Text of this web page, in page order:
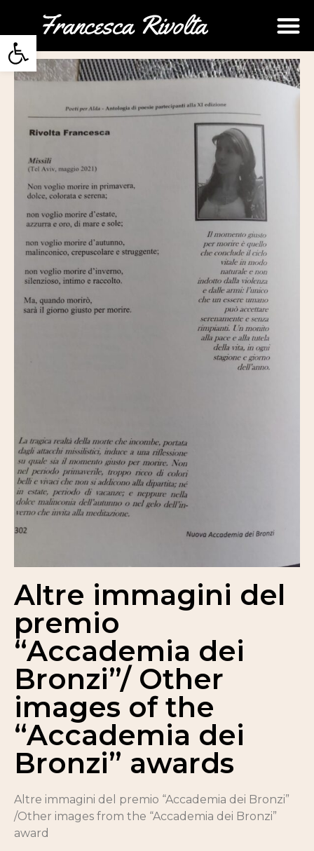
Open toolbar
Altre immagini del
premio
“Accademia dei
Bronzi”/ Other
images of the
“Accademia dei
Bronzi” awards
Altre immagini del premio “Accademia dei Bronzi”
/Other images from the “Accademia dei Bronzi”
award